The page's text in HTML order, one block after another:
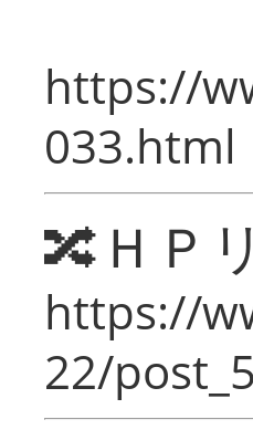
https://
033.html
🔀ＨＰ
https://
22/